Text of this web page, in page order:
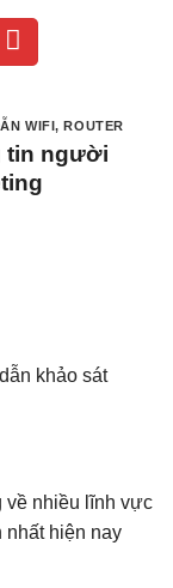
WIFI, ROUTER
tin người
khảo sát
về nhiều lĩnh vực
nhất hiện nay